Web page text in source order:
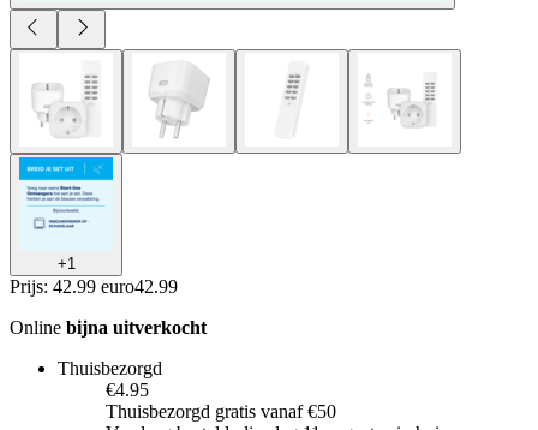
+1
Prijs: 42.99 euro42.99
Online bijna uitverkocht
Thuisbezorgd
€4.95
Thuisbezorgd gratis vanaf €50